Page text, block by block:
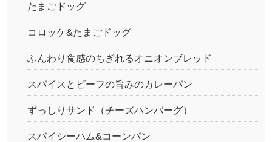
たまごドッグ
コロッケ&たまごドッグ
ふんわり食感のちぎれるオニオンブレッド
スパイスとビーフの旨みのカレーパン
ずっしりサンド（チーズハンバーグ）
スパイシーハム&コーンパン